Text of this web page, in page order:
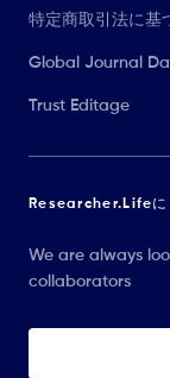
特定商取引法に基
Global Journal
Trust Editage
Researcher.Lifeに
We are always
collaborators